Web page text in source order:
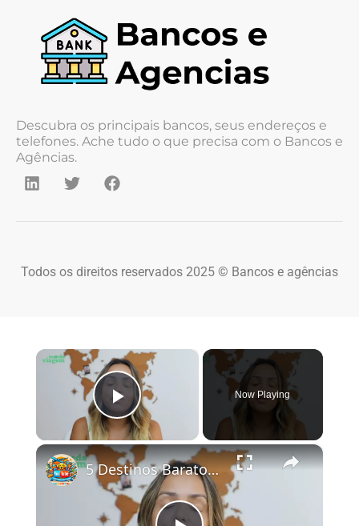
Descubra os principais bancos, seus endereços e
telefones. Ache tudo o que precisa com o Bancos e
Agências.
Todos os direitos reservados 2025 © Bancos e agências
×
Play Video
Now Playing
×
5 Destinos Baratos no Brasil Para Conhecer e Amar! 🇧🇷✨